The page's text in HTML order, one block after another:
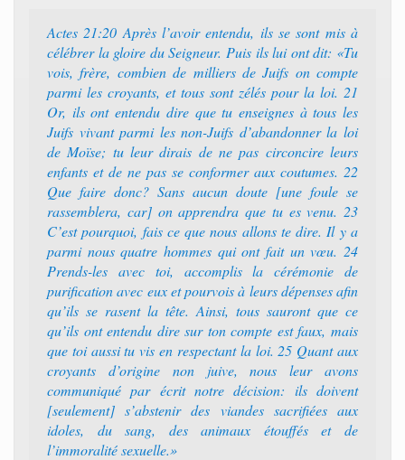
Actes 21:20 Après l’avoir entendu, ils se sont mis à
célébrer la gloire du Seigneur. Puis ils lui ont dit: «Tu
vois, frère, combien de milliers de Juifs on compte
parmi les croyants, et tous sont zélés pour la loi. 21
Or, ils ont entendu dire que tu enseignes à tous les
Juifs vivant parmi les non-Juifs d’abandonner la loi
de Moïse; tu leur dirais de ne pas circoncire leurs
enfants et de ne pas se conformer aux coutumes. 22
Que faire donc? Sans aucun doute [une foule se
rassemblera, car] on apprendra que tu es venu. 23
C’est pourquoi, fais ce que nous allons te dire. Il y a
parmi nous quatre hommes qui ont fait un vœu. 24
Prends-les avec toi, accomplis la cérémonie de
purification avec eux et pourvois à leurs dépenses afin
qu’ils se rasent la tête. Ainsi, tous sauront que ce
qu’ils ont entendu dire sur ton compte est faux, mais
que toi aussi tu vis en respectant la loi. 25 Quant aux
croyants d’origine non juive, nous leur avons
communiqué par écrit notre décision: ils doivent
[seulement] s’abstenir des viandes sacrifiées aux
idoles, du sang, des animaux étouffés et de
l’immoralité sexuelle.»